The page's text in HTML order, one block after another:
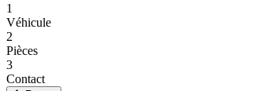
1
Véhicule
2
Pièces
3
Contact